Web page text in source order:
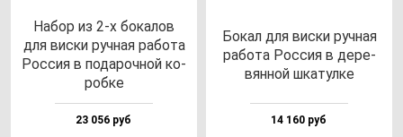
Набор из 2-х бо­ка­лов
для вис­ки руч­ная ра­бо­та
Рос­сия в по­да­роч­ной ко­
роб­ке
23 056 руб
Бокал для вис­ки руч­ная
ра­бо­та Рос­сия в де­ре­
вян­ной шка­тул­ке
14 160 руб